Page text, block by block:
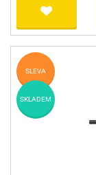
SLEVA
SKLADEM